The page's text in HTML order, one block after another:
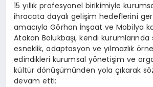
15 yıllık profesyonel birikimiyle
ihracata dayalı gelişim hedeflerini
amacıyla Görhan İnşaat ve Mobilya
Atakan Bölükbaşı, kendi kurumlarında
esneklik, adaptasyon ve yılmazlık
edindikleri kurumsal yönetişim ve
kültür dönüşümünden yola çıkarak
devam etti: